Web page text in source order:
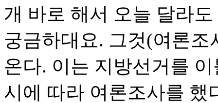
개 바로 해서 오늘 달라
궁금하대요. 그것(여론
온다. 이는 지방선거를
시에 따라 여론조사를 했